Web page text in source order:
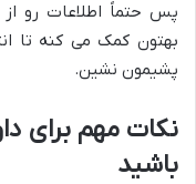
پس حتماً اطلاعات رو از
بهتون کمک می کنه تا
پشیمون نشین.
نکات مهم برای
باشید